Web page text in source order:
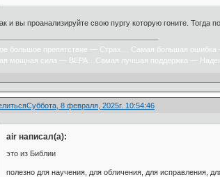
и вы проанализируйте свою пургу которую гоните. Тогда
большое препятствие — Страх… Самая большая
мощная сила — ВЕРА…Самая лучшая поддержка —
Суббота, 8 февраля, 2025г. 10:54:46
air написал(а):
это из Библии
полезно для научения, для обличения, для исправления,